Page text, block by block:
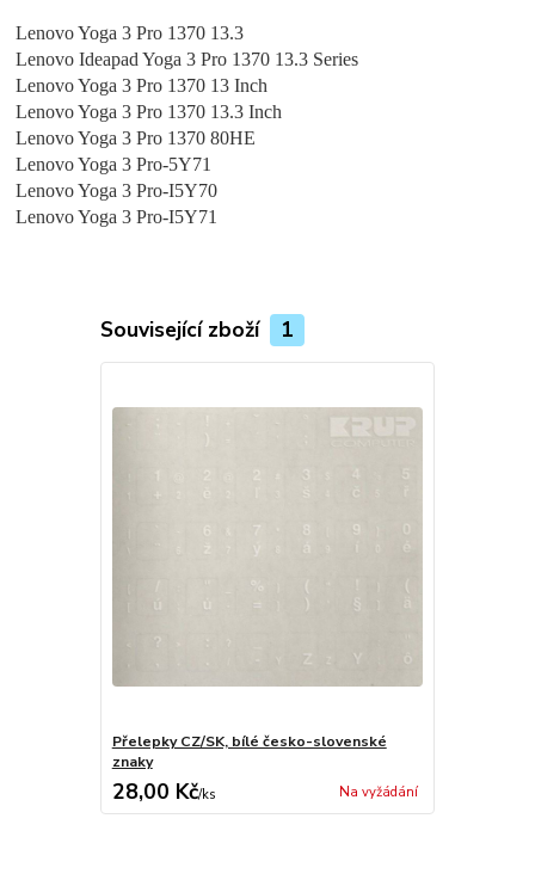
Lenovo Yoga 3 Pro 1370 13.3
Lenovo Ideapad Yoga 3 Pro 1370 13.3 Series
Lenovo Yoga 3 Pro 1370 13 Inch
Lenovo Yoga 3 Pro 1370 13.3 Inch
Lenovo Yoga 3 Pro 1370 80HE
Lenovo Yoga 3 Pro-5Y71
Lenovo Yoga 3 Pro-I5Y70
Lenovo Yoga 3 Pro-I5Y71
Související zboží 1
Přelepky CZ/SK, bílé česko-slovenské
znaky
28,00 Kč/ks Na vyžádání